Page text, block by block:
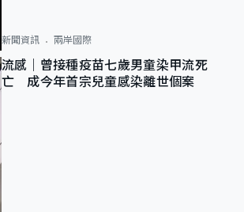
新聞資訊 兩岸國際
流感｜曾接種疫苗七歲男童染甲流死
亡 成今年首宗兒童感染離世個案